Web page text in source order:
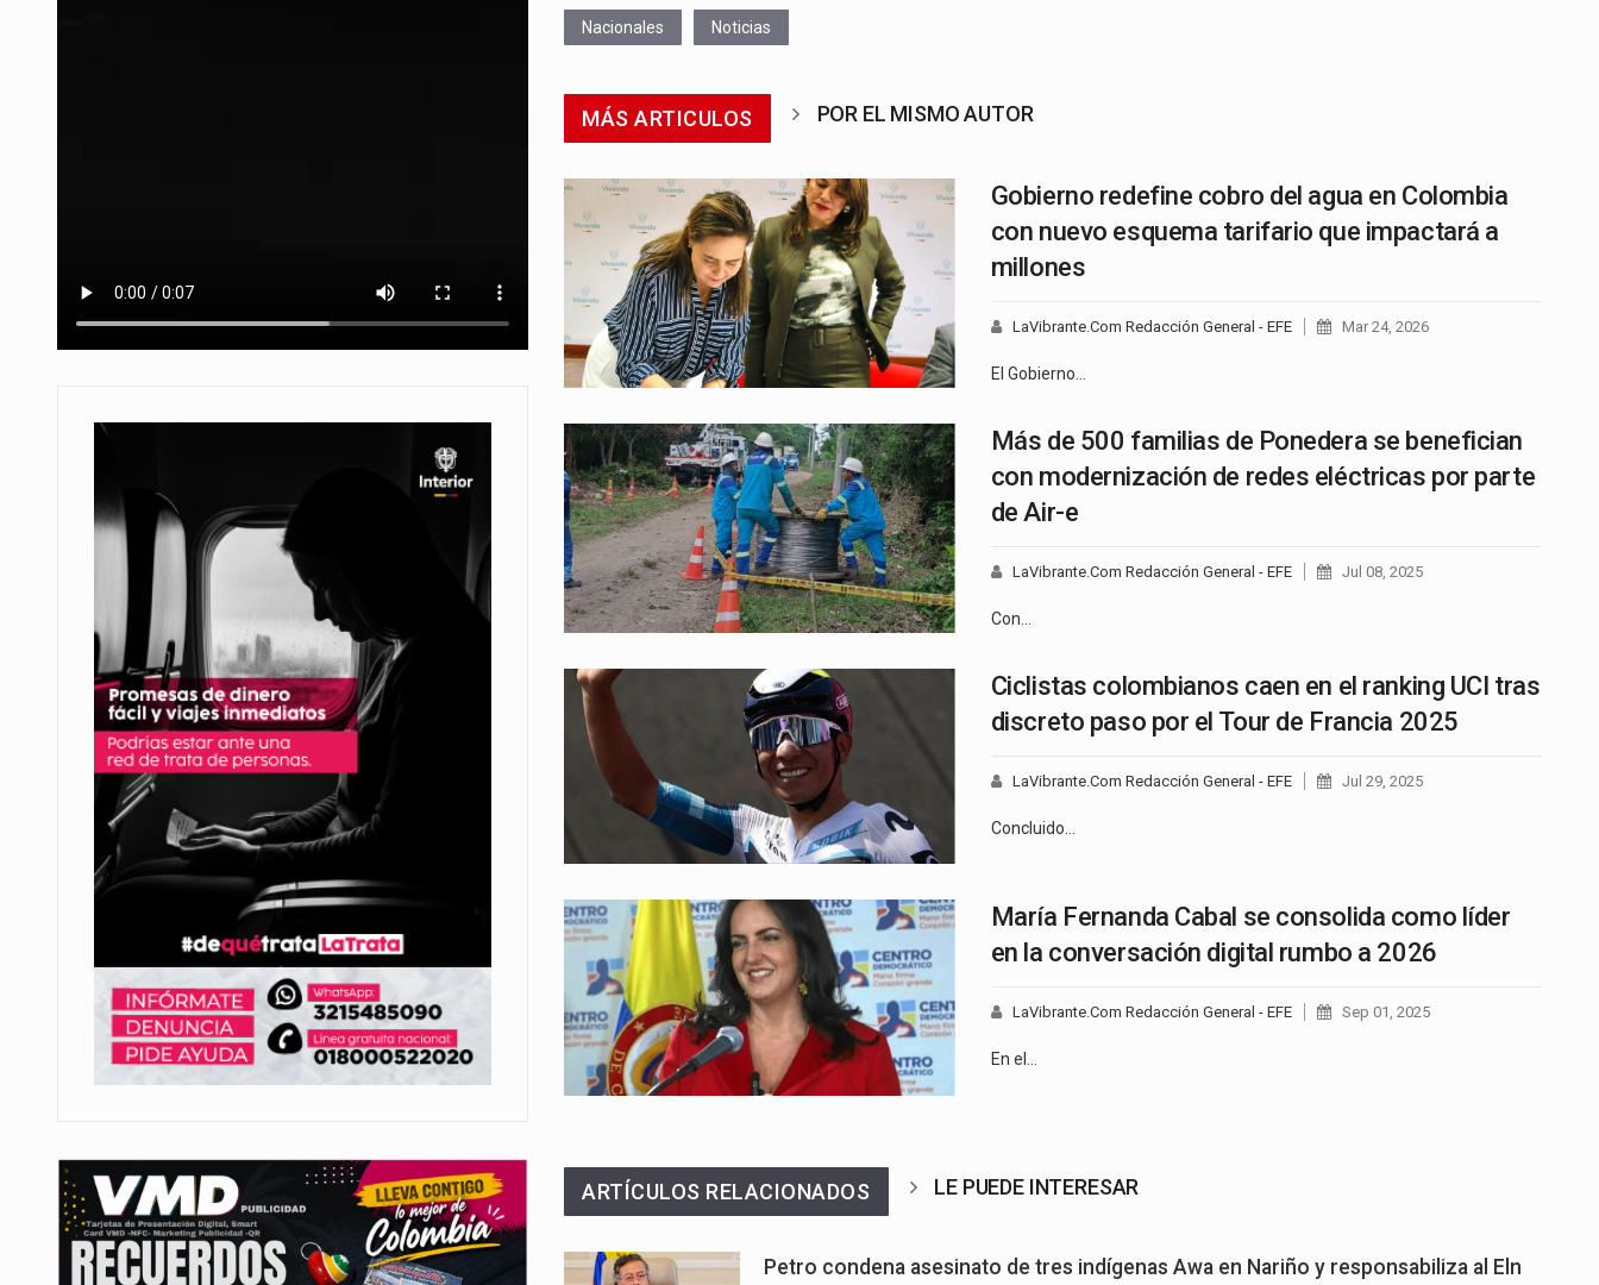
Nacionales Noticias
MÁS ARTICULOS POR EL MISMO AUTOR
Gobierno redefine cobro del agua en Colombia
con nuevo esquema tarifario que impactará a
millones
LaVibrante.Com Redacción General - EFE Mar 24, 2026
El Gobierno…
Más de 500 familias de Ponedera se benefician
con modernización de redes eléctricas por parte
de Air-e
LaVibrante.Com Redacción General - EFE Jul 08, 2025
Con…
Ciclistas colombianos caen en el ranking UCI tras
discreto paso por el Tour de Francia 2025
LaVibrante.Com Redacción General - EFE Jul 29, 2025
Concluido…
María Fernanda Cabal se consolida como líder
en la conversación digital rumbo a 2026
LaVibrante.Com Redacción General - EFE Sep 01, 2025
En el…
ARTÍCULOS RELACIONADOS LE PUEDE INTERESAR
Petro condena asesinato de tres indígenas Awa en Nariño y responsabiliza al Eln